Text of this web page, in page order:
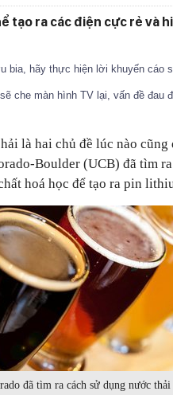
tạo ra các điện cực rẻ và
bia, hãy thực hiện lời khuyến cáo
che màn hình TV lại, vấn đề đau
là hai chủ đề lúc nào
Boulder (UCB) đã tìm
hoá học để tạo ra pin
đã tìm ra cách sử dụng nước